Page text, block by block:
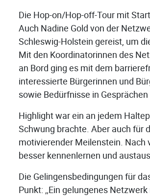
Die Hop-on/Hop-off-Tour mit
Auch Nadine Gold von der
Schleswig-Holstein gereist, um
Mit den Koordinatorinnen des
an Bord ging es mit dem
interessierte Bürgerinnen und
sowie Bedürfnisse in
Highlight war ein an jedem
Schwung brachte. Aber auch für
motivierender Meilenstein. Nach
besser kennenlernen und
Die Gelingensbedingungen für
Punkt: „Ein gelungenes